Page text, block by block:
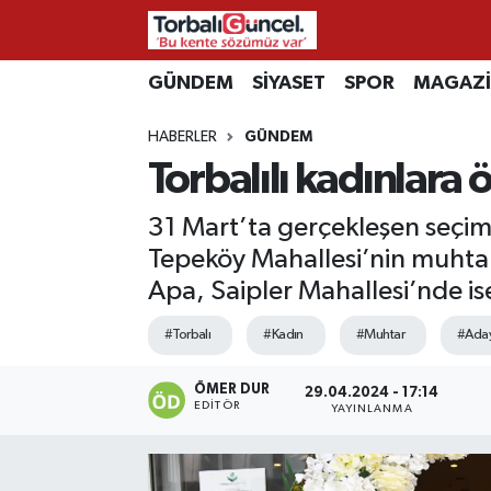
GÜNDEM SİYASET SPOR
HABERLER GÜNDEM
Torbalılı
31 Mart’ta gerçekleşen
Tepeköy Mahallesi’nin
Apa, Saipler Mahallesi’nde
#Torbalı #Kadın #Muhtar
ÖMER DUR
EDITÖR
29.04.2024 - 17:14
YAYINLANMA
İzmir Nöbetçi Eczaneler
İzmir Hava Durumu
İzmir Namaz Vakitleri
İzmir Trafik Yoğunluk Haritası
Süper Lig Puan Durumu ve Fikstür
Son Dakika Haberleri
Haber Arşivi